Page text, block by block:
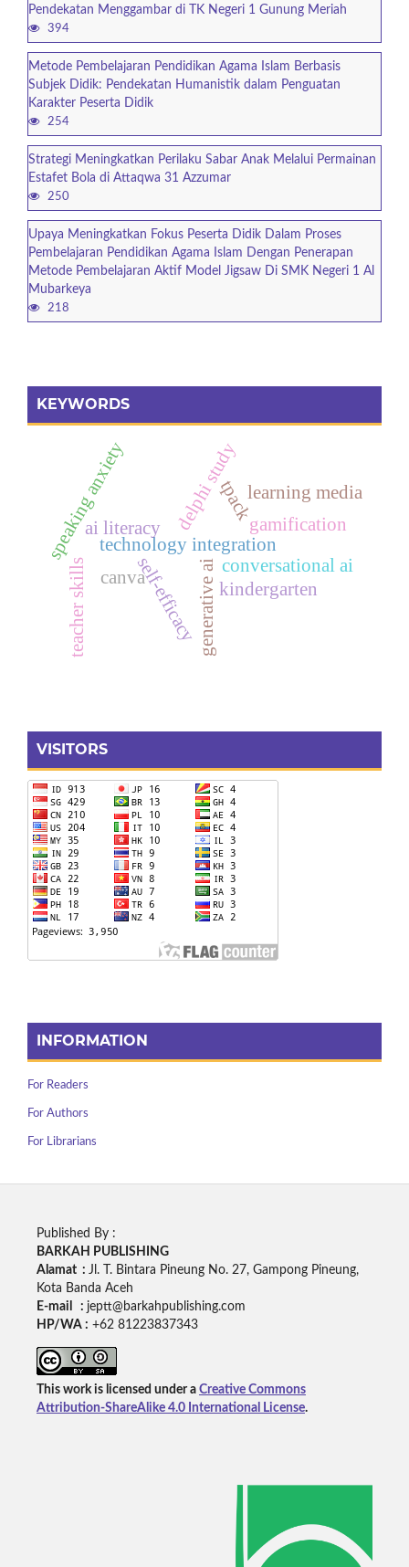
Pendekatan Menggambar di TK Negeri 1 Gunung Meriah
394
Metode Pembelajaran Pendidikan Agama Islam Berbasis
Subjek Didik: Pendekatan Humanistik dalam Penguatan
Karakter Peserta Didik
254
Strategi Meningkatkan Perilaku Sabar Anak Melalui Permainan
Estafet Bola di Attaqwa 31 Azzumar
250
Upaya Meningkatkan Fokus Peserta Didik Dalam Proses
Pembelajaran Pendidikan Agama Islam Dengan Penerapan
Metode Pembelajaran Aktif Model Jigsaw Di SMK Negeri 1 Al
Mubarkeya
218
KEYWORDS
tpack
technology integration
self-efficacy
ai literacy delphi study
generative ai conversational ai
speaking anxiety gamification
learning media
canva
teacher skills kindergarten
VISITORS
INFORMATION
For Readers
For Authors
For Librarians
Published By :
BARKAH PUBLISHING
Alamat : Jl. T. Bintara Pineung No. 27, Gampong Pineung,
Kota Banda Aceh
E-mail : jeptt@barkahpublishing.com
HP/WA : +62 81223837343
This work is licensed under a Creative Commons
Attribution-ShareAlike 4.0 International License.